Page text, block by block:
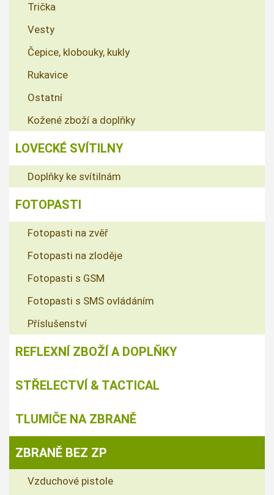
Trička
Vesty
Čepice, klobouky, kukly
Rukavice
Ostatní
Kožené zboží a doplňky
LOVECKÉ SVÍTILNY
Doplňky ke svítilnám
FOTOPASTI
Fotopasti na zvěř
Fotopasti na zloděje
Fotopasti s GSM
Fotopasti s SMS ovládáním
Příslušenství
REFLEXNÍ ZBOŽÍ A DOPLŇKY
STŘELECTVÍ & TACTICAL
TLUMIČE NA ZBRANĚ
ZBRANĚ BEZ ZP
Vzduchové pistole